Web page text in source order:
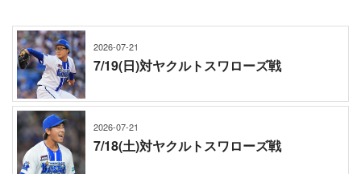
2026-07-21
7/19(日)対ヤクルトスワローズ戦
2026-07-21
7/18(土)対ヤクルトスワローズ戦